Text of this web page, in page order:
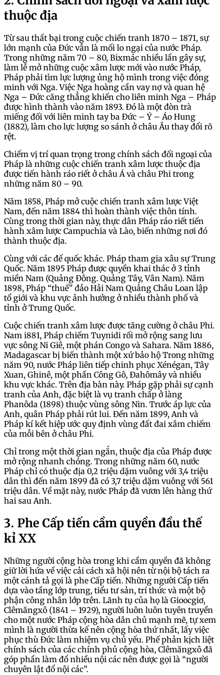
thuộc địa
Từ sau thất bại trong cuộc chiến tranh 1870 – 1871, sự
lớn mạnh của Đức vẫn là mối lo ngại của nước Pháp.
Trong những năm 70 – 80, Bixmác nhiều lần gây sự,
làm lễ mở những cuộc xâm lược mới vào nước Pháp,
Pháp phải tìm lực lượng ủng hộ mình trong việc đóng
minh với Nga. Việc Nga hoàng cần vay nợ và quan hệ
Nga – Đức căng thẳng khiến cho liên minh Nga – Pháp
được hình thành vào năm 1893. Đó là một đòn trà
miếng đối với liên minh tay ba Đức – Ý – Áo Hung
(1882), làm cho lực lượng so sánh ở châu Âu thay đổi rõ
rệt.
Chiếm vị trí quan trọng trong chính sách đối ngoại của
Pháp là những cuộc chiến tranh xâm lược thuộc địa
được tiến hành ráo riết ở châu Á và châu Phi trong
những năm 80 – 90.
Năm 1858, Pháp mở cuộc chiến tranh xâm lược Việt
Nam, đến năm 1884 thì hoàn thành việc thôn tính.
Cùng trong thời gian này, thực dân Pháp ráo riết tiến
hành xâm lược Campuchia và Lào, biến những nơi đó
thành thuộc địa.
Cùng với các đế quốc khác. Pháp tham gia xâu sự Trung
Quốc. Năm 1895 Pháp được quyền khai thác ở 3 tỉnh
miền Nam (Quảng Đông. Quảng Tây, Vân Nam). Năm
1898, Pháp “thuế” đảo Hải Nam Quảng Châu Loan lập
tổ giới và khu vực ảnh hưởng ở nhiều thành phố và
tỉnh ở Trung Quốc.
Cuộc chiến tranh xâm lược được tăng cường ở châu Phi.
Nam i881, Pháp chiếm Tuynidi rối mở rộng sang lưu
vực sông Ni Giê, một phán Congo và Sahara. Năm 1886,
Madagascar bị biến thành một xứ bảo hộ Trong những
năm 90, nước Pháp liên tiếp chinh phục Xénégan, Tây
Xuan, Ghinê, một phần Công Gô, Đahômây và nhiều
khu vực khác. Trên địa bàn này. Pháp gặp phải sự cạnh
tranh của Anh, đặc biệt là vụ tranh chấp ở làng
Phanôda (1898) thuộc vùng sông Nin. Trước áp lực của
Anh, quân Pháp phải rút lui. Đến năm 1899, Anh và
Pháp kí kết hiệp ước quy định vùng đất đai xâm chiếm
của mỗi bên ở châu Phi.
Chỉ trong một thời gian ngắn, thuộc địa của Pháp được
mở rộng nhanh chóng. Trong những năm 60, nước
Pháp chỉ có thuộc địa 0,2 triệu dặm vuông với 3,4 triệu
dân thì đến năm 1899 đã có 3,7 triệu dặm vuông với 561
triệu dân. Về mặt này, nước Pháp đã vươn lên hàng thứ
hai sau Anh.
3. Phe Cấp tiến cầm quyền đầu thế
kỉ XX
Những người cộng hòa trong khi cầm quyền đã không
giữ lời hứa về việc cải cách xã hội nên từ nội bộ tách ra
một cánh tả gọi là phe Cấp tiến. Những người Cấp tiến
dựa vào tầng lớp trung, tiểu tư sản, trí thức và một bộ
phận công nhân lớp trên. Lãnh tụ của họ là Gioocgiơ,
Clêmăngxô (1841 – 1929), người luôn luôn tuyên truyền
cho một nước Pháp cộng hòa dân chủ mạnh mẽ, tự xem
mình là người thừa kế nên cộng hòa thứ nhất, lấy việc
phục thù Đức làm nhiệm vụ chủ yếu. Phế phản kịch liệt
chính sách của các chính phủ cộng hòa, Clêmăngxô đã
góp phần làm đổ nhiều nội các nên được gọi là “người
chuyên lật đổ nội các”.